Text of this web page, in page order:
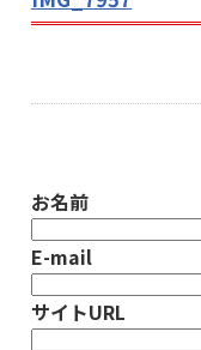
お名前
E-mail
サイトURL